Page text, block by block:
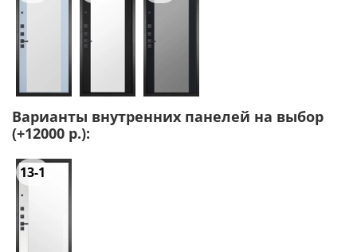
Варианты внутренних панелей на выбор
(+12000 р.):
13-1